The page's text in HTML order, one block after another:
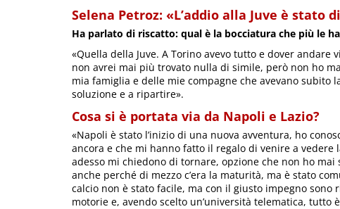
Selena Petroz: «L’addio alla Juve è stato
Ha parlato di riscatto: qual è la bocciatura che più le
«Quella della Juve. A Torino avevo tutto e dover
non avrei mai più trovato nulla di simile, però non ho
mia famiglia e delle mie compagne che avevano subito
soluzione e a ripartire».
Cosa si è portata via da Napoli e Lazio?
«Napoli è stato l’inizio di una nuova avventura, ho
ancora e che mi hanno fatto il regalo di venire a
adesso mi chiedono di tornare, opzione che non ho
anche perché di mezzo c’era la maturità, ma è stato
calcio non è stato facile, ma con il giusto impegno
motorie e, avendo scelto un’università telematica, tutto